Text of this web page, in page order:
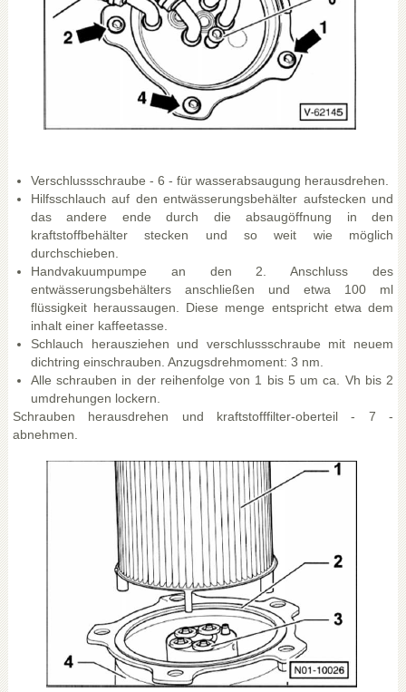
Verschlussschraube - 6 - für wasserabsaugung herausdrehen.
Hilfsschlauch auf den entwässerungsbehälter aufstecken und
das andere ende durch die absaugöffnung in den
kraftstoffbehälter stecken und so weit wie möglich
durchschieben.
Handvakuumpumpe an den 2. Anschluss des
entwässerungsbehälters anschließen und etwa 100 ml
flüssigkeit heraussaugen. Diese menge entspricht etwa dem
inhalt einer kaffeetasse.
Schlauch herausziehen und verschlussschraube mit neuem
dichtring einschrauben. Anzugsdrehmoment: 3 nm.
Alle schrauben in der reihenfolge von 1 bis 5 um ca. Vh bis 2
umdrehungen lockern.
Schrauben herausdrehen und kraftstofffilter-oberteil - 7 -
abnehmen.